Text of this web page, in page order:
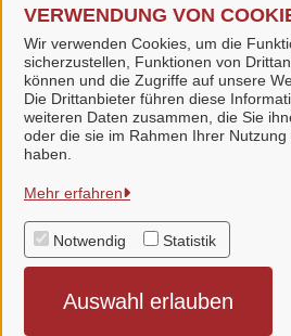
VERWENDUNG VON
Wir verwenden Cookies, um die
sicherzustellen, Funktionen von
können und die Zugriffe auf unsere
Die Drittanbieter führen diese
weiteren Daten zusammen, die Sie
oder die sie im Rahmen Ihrer
haben.
Mehr erfahren
Notwendig Statistik
Auswahl erlauben
Alle zugeordneten
Stadt Bad
Alle Rechte vorbehalten